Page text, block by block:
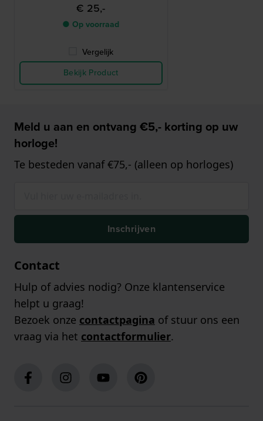
€ 25,-
● Op voorraad
Vergelijk
Bekijk Product
Meld u aan en ontvang €5,- korting op uw
horloge!
Te besteden vanaf €75,- (alleen op horloges)
Inschrijven
Contact
Hulp of advies nodig? Onze klantenservice
helpt u graag!
Bezoek onze contactpagina of stuur ons een
vraag via het contactformulier.